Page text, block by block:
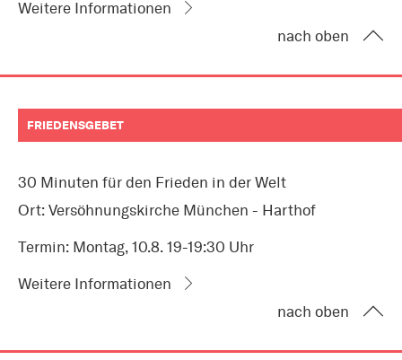
Weitere Informationen
nach oben
FRIEDENSGEBET
30 Minuten für den Frieden in der Welt
Ort: Versöhnungskirche München - Harthof
Termin: Montag, 10.8. 19-19:30 Uhr
Weitere Informationen
nach oben